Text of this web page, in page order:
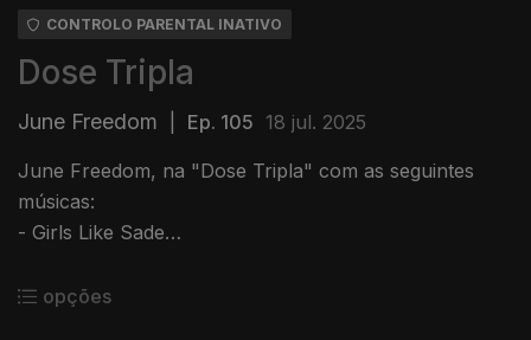
CONTROLO PARENTAL INATIVO
Dose Tripla
June Freedom Ep. 105 18 jul. 2025
June Freedom, na "Dose Tripla" com as seguintes
músicas:
- Girls Like Sade
- Leban Ku Bo
opções